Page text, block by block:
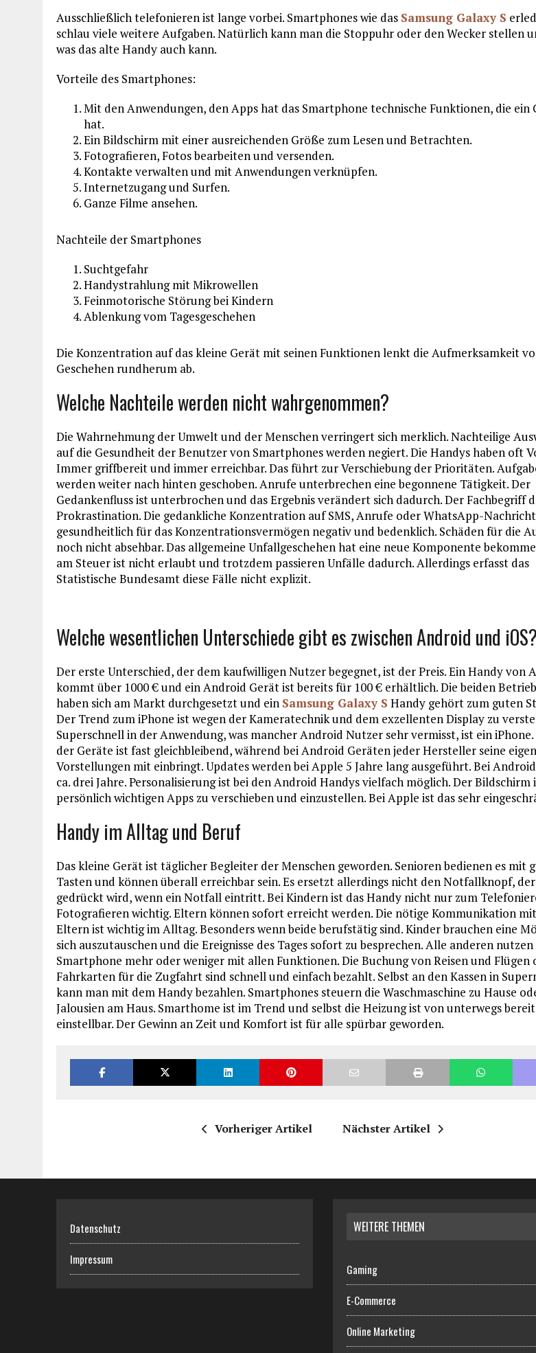
Ausschließlich telefonieren ist lange vorbei. Smartphones wie das Samsung Galaxy S
schlau viele weitere Aufgaben. Natürlich kann man die Stoppuhr oder den Wecker stellen
was das alte Handy auch kann.
Vorteile des Smartphones:
Mit den Anwendungen, den Apps hat das Smartphone technische Funktionen, die ein
hat.
Ein Bildschirm mit einer ausreichenden Größe zum Lesen und Betrachten.
Fotografieren, Fotos bearbeiten und versenden.
Kontakte verwalten und mit Anwendungen verknüpfen.
Internetzugang und Surfen.
Ganze Filme ansehen.
Nachteile der Smartphones
Suchtgefahr
Handystrahlung mit Mikrowellen
Feinmotorische Störung bei Kindern
Ablenkung vom Tagesgeschehen
Die Konzentration auf das kleine Gerät mit seinen Funktionen lenkt die Aufmerksamkeit
Geschehen rundherum ab.
Welche Nachteile werden nicht wahrgenommen?
Die Wahrnehmung der Umwelt und der Menschen verringert sich merklich. Nachteilige
auf die Gesundheit der Benutzer von Smartphones werden negiert. Die Handys haben oft
Immer griffbereit und immer erreichbar. Das führt zur Verschiebung der Prioritäten.
werden weiter nach hinten geschoben. Anrufe unterbrechen eine begonnene Tätigkeit. Der
Gedankenfluss ist unterbrochen und das Ergebnis verändert sich dadurch. Der Fachbegriff
Prokrastination. Die gedankliche Konzentration auf SMS, Anrufe oder WhatsApp-
gesundheitlich für das Konzentrationsvermögen negativ und bedenklich. Schäden für die
noch nicht absehbar. Das allgemeine Unfallgeschehen hat eine neue Komponente
am Steuer ist nicht erlaubt und trotzdem passieren Unfälle dadurch. Allerdings erfasst das
Statistische Bundesamt diese Fälle nicht explizit.
Welche wesentlichen Unterschiede gibt es zwischen Android und iOS?
Der erste Unterschied, der dem kaufwilligen Nutzer begegnet, ist der Preis. Ein Handy von
kommt über 1000 € und ein Android Gerät ist bereits für 100 € erhältlich. Die beiden
haben sich am Markt durchgesetzt und ein Samsung Galaxy S Handy gehört zum guten
Der Trend zum iPhone ist wegen der Kameratechnik und dem exzellenten Display zu
Superschnell in der Anwendung, was mancher Android Nutzer sehr vermisst, ist ein
der Geräte ist fast gleichbleibend, während bei Android Geräten jeder Hersteller seine
Vorstellungen mit einbringt. Updates werden bei Apple 5 Jahre lang ausgeführt. Bei
ca. drei Jahre. Personalisierung ist bei den Android Handys vielfach möglich. Der
persönlich wichtigen Apps zu verschieben und einzustellen. Bei Apple ist das sehr
Handy im Alltag und Beruf
Das kleine Gerät ist täglicher Begleiter der Menschen geworden. Senioren bedienen es mit
Tasten und können überall erreichbar sein. Es ersetzt allerdings nicht den Notfallknopf,
gedrückt wird, wenn ein Notfall eintritt. Bei Kindern ist das Handy nicht nur zum
Fotografieren wichtig. Eltern können sofort erreicht werden. Die nötige Kommunikation
Eltern ist wichtig im Alltag. Besonders wenn beide berufstätig sind. Kinder brauchen eine
sich auszutauschen und die Ereignisse des Tages sofort zu besprechen. Alle anderen
Smartphone mehr oder weniger mit allen Funktionen. Die Buchung von Reisen und Flügen
Fahrkarten für die Zugfahrt sind schnell und einfach bezahlt. Selbst an den Kassen in
kann man mit dem Handy bezahlen. Smartphones steuern die Waschmaschine zu Hause
Jalousien am Haus. Smarthome ist im Trend und selbst die Heizung ist von unterwegs
einstellbar. Der Gewinn an Zeit und Komfort ist für alle spürbar geworden.
Vorheriger Artikel Nächster Artikel
Datenschutz
Impressum
WEITERE THEMEN
Gaming
E-Commerce
Online Marketing